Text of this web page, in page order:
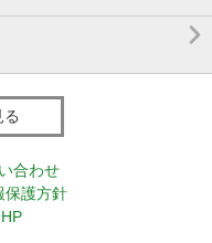

る
合わせ
保護方針